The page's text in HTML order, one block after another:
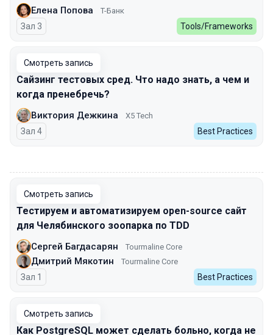
Елена Попова T-Банк
Зал 3 Tools/Frameworks
Смотреть запись
Сайзинг тестовых сред. Что надо знать, а чем и
когда пренебречь?
Виктория Дежкина X5 Tech
Зал 4 Best Practices
Смотреть запись
Тестируем и автоматизируем open-source сайт
для Челябинского зоопарка по TDD
Сергей Багдасарян Tourmaline Core
Дмитрий Мякотин Tourmaline Core
Зал 1 Best Practices
Смотреть запись
Как PostgreSQL может сделать больно, когда не